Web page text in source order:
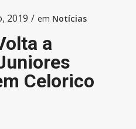
2019 / em Notícias
a
Celorico